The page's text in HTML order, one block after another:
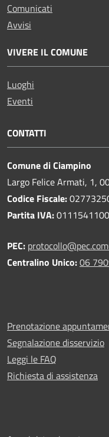
Comunicati
Avvisi
VIVERE IL COMUNE
Luoghi
Eventi
CONTATTI
Comune di Ciampino
Largo Felice Armati, 1,
Codice Fiscale:
Partita IVA:
PEC:
Centralino Unico:06
Prenotazione
Segnalazione disservizio
Leggi le FAQ
Richiesta di assistenza